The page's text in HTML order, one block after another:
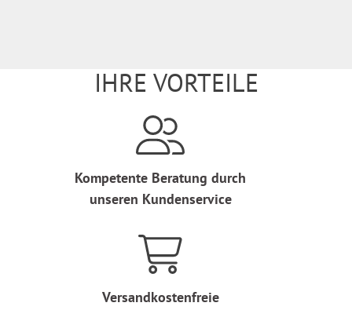
IHRE VORTEILE
Kompetente Beratung durch
unseren Kundenservice
Versandkostenfreie